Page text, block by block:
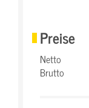
Preise
Netto
Brutto